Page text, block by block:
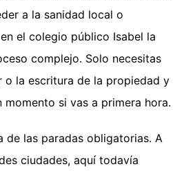
a la sanidad local o
el colegio público Isabel la
complejo. Solo necesitas
la escritura de la propiedad y
momento si vas a primera hora.
de las paradas obligatorias. A
ciudades, aquí todavía